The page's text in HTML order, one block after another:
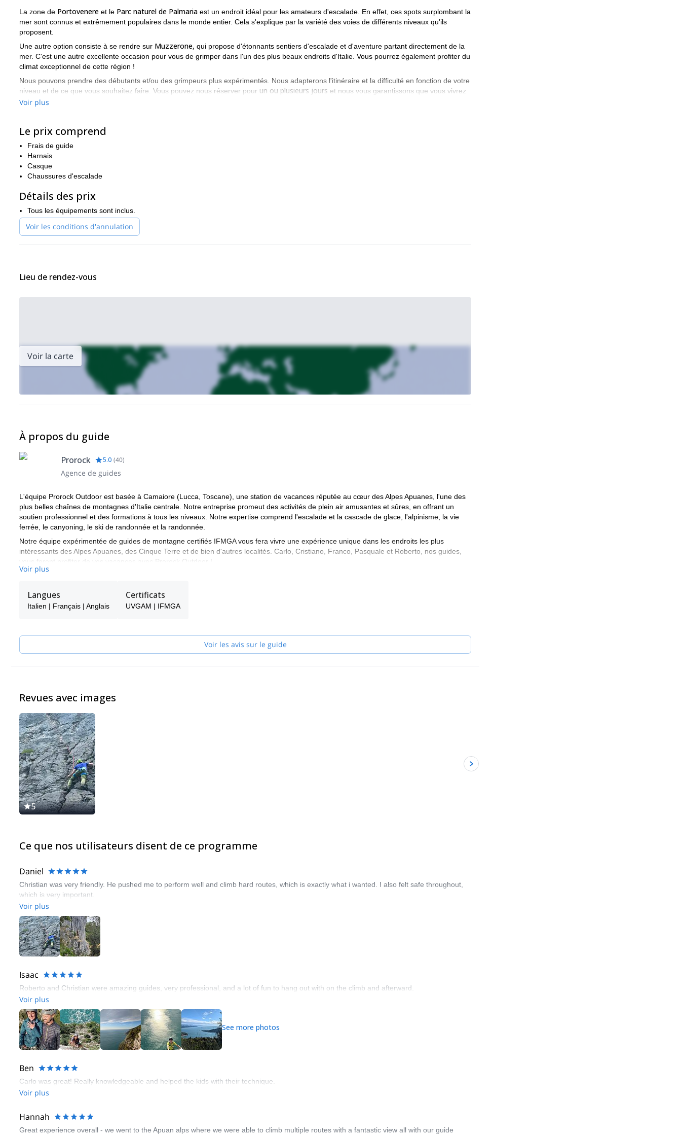
La zone de Portovenere et le Parc naturel de Palmaria est un endroit idéal pour les amateurs d'escalade. En effet, ces spots surplombant la
mer sont connus et extrêmement populaires dans le monde entier. Cela s'explique par la variété des voies de différents niveaux qu'ils
proposent.
Une autre option consiste à se rendre sur Muzzerone, qui propose d'étonnants sentiers d'escalade et d'aventure partant directement de la
mer. C'est une autre excellente occasion pour vous de grimper dans l'un des plus beaux endroits d'Italie. Vous pourrez également profiter du
climat exceptionnel de cette région !
Nous pouvons prendre des débutants et/ou des grimpeurs plus expérimentés. Nous adapterons l'itinéraire et la difficulté en fonction de votre
niveau et de ce que vous souhaitez faire. Vous pouvez nous réserver pour un ou plusieurs jours et nous vous garantissons que vous vivrez
une expérience inoubliable !
à tous vos souhaits et attentes. Nous sommes guides dans cette région depuis 30 ans et nous connaissons tous les meilleurs endroits
pour que vous passiez un bon moment !
Et si vous cherchez d'autres activités de plein air à faire en Italie, nous aimons aussi emmener nos clients...
région !
Voir plus
Le prix comprend
Frais de guide
Harnais
Casque
Chaussures d'escalade
Détails des prix
Tous les équipements sont inclus.
Voir les conditions d'annulation
Lieu de rendez-vous
Voir la carte
À propos du guide
Prorock 5.0 (40)
Agence de guides
L'équipe Prorock Outdoor est basée à Camaiore (Lucca, Toscane), une station de vacances réputée au cœur des Alpes Apuanes, l'une des
plus belles chaînes de montagnes d'Italie centrale. Notre entreprise promeut des activités de plein air amusantes et sûres, en offrant un
soutien professionnel et des formations à tous les niveaux. Notre expertise comprend l'escalade et la cascade de glace, l'alpinisme, la vie
ferrée, le canyoning, le ski de randonnée et la randonnée.
Notre équipe expérimentée de guides de montagne certifiés IFMGA vous fera vivre une expérience unique dans les endroits les plus
intéressants des Alpes Apuanes, des Cinque Terre et de bien d'autres localités. Carlo, Cristiano, Franco, Pasquale et Roberto, nos guides,
vous feront profiter de vos vacances avec Prorock Outdoor !
Voir plus
Langues
Italien | Français | Anglais
Certificats
UVGAM | IFMGA
Voir les avis sur le guide
Revues avec images
5
Ce que nos utilisateurs disent de ce programme
Daniel
Christian was very friendly. He pushed me to perform well and climb hard routes, which is exactly what i wanted. I also felt safe throughout,
which is very important.
Voir plus
Isaac
Roberto and Christian were amazing guides, very professional, and a lot of fun to hang out with on the climb and afterward.
Voir plus
See more photos
Ben
Carlo was great! Really knowledgeable and helped the kids with their technique.
Voir plus
Hannah
Great experience overall - we went to the Apuan alps where we were able to climb multiple routes with a fantastic view all with our guide